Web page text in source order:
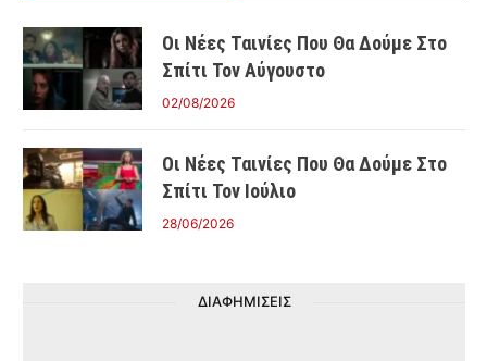
Οι Νέες Ταινίες Που Θα Δούμε Στο
Σπίτι Τον Αύγουστο
02/08/2026
Οι Νέες Ταινίες Που Θα Δούμε Στο
Σπίτι Τον Ιούλιο
28/06/2026
ΔΙΑΦΗΜΙΣΕΙΣ